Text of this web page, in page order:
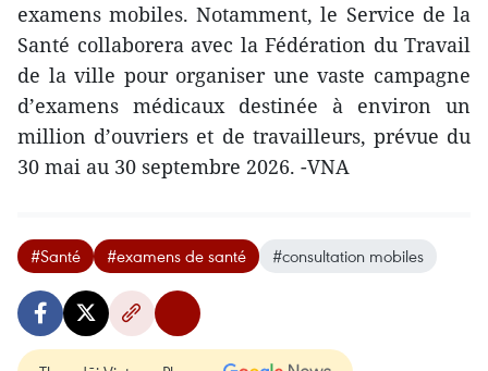
examens mobiles. Notamment, le Service de la
Santé collaborera avec la Fédération du Travail
de la ville pour organiser une vaste campagne
d’examens médicaux destinée à environ un
million d’ouvriers et de travailleurs, prévue du
30 mai au 30 septembre 2026. -VNA
#Santé #examens de santé #consultation mobiles